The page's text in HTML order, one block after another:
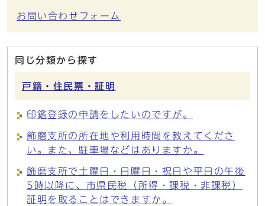
お問い合わせフォーム
同じ分類から探す
戸籍・住民票・証明
印鑑登録の申請をしたいのですが。
飾磨支所の所在地や利用時間を教えてくださ
い。また、駐車場などはありますか。
飾磨支所で土曜日・日曜日・祝日や平日の午後
5時以降に、市県民税（所得・課税・非課税）
証明を取ることはできますか。